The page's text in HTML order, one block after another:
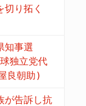
り拓く
知事選
独立党代
良朝助)
が告訴し抗